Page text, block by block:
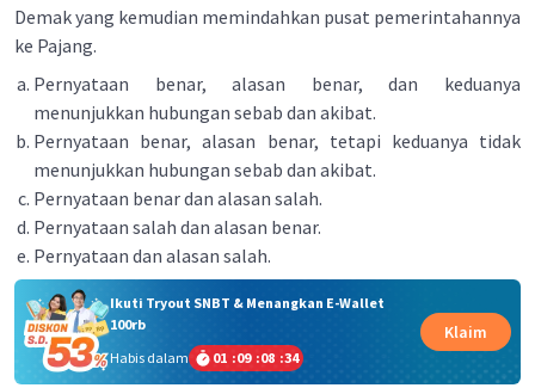
Demak yang kemudian memindahkan pusat pemerintahannya
ke Pajang.
Pernyataan benar, alasan benar, dan keduanya
menunjukkan hubungan sebab dan akibat.
Pernyataan benar, alasan benar, tetapi keduanya tidak
menunjukkan hubungan sebab dan akibat.
Pernyataan benar dan alasan salah.
Pernyataan salah dan alasan benar.
Pernyataan dan alasan salah.
Ikuti Tryout SNBT & Menangkan E-Wallet
100rb
Habis dalam
01 :09 :08 :34
Klaim